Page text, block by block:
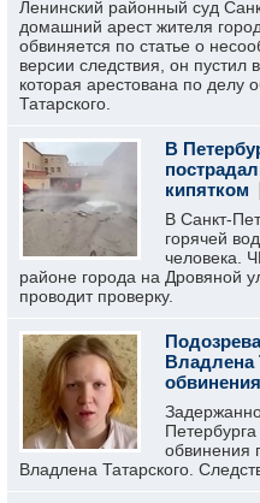
Ленинский районный суд
домашний арест жителя
обвиняется по статье о
версии следствия, он пустил
которая арестована по делу
Татарского.
В
кипятком
В Санкт-
горячей
человека.
районе города на Дровяной
проводит проверку.
Владлена
обвинения
обвинения
Владлена Татарского.